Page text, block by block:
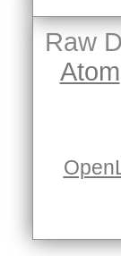
Raw
Atom